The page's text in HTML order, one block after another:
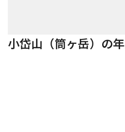
小岱山（筒ヶ岳）の